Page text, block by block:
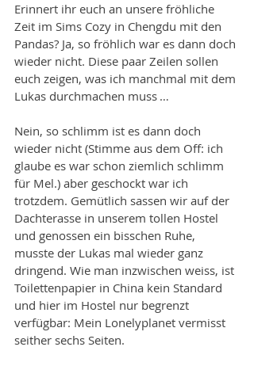
Erinnert ihr euch an unsere fröhliche
Zeit im Sims Cozy in Chengdu mit den
Pandas? Ja, so fröhlich war es dann doch
wieder nicht. Diese paar Zeilen sollen
euch zeigen, was ich manchmal mit dem
Lukas durchmachen muss …
Nein, so schlimm ist es dann doch
wieder nicht (Stimme aus dem Off: ich
glaube es war schon ziemlich schlimm
für Mel.) aber geschockt war ich
trotzdem. Gemütlich sassen wir auf der
Dachterasse in unserem tollen Hostel
und genossen ein bisschen Ruhe,
musste der Lukas mal wieder ganz
dringend. Wie man inzwischen weiss, ist
Toilettenpapier in China kein Standard
und hier im Hostel nur begrenzt
verfügbar: Mein Lonelyplanet vermisst
seither sechs Seiten.